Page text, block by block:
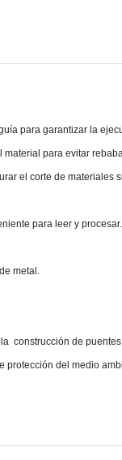
para garantizar la
para evitar
el corte de materiales
para leer y procesar.
metal.
construcción de
protección del medio